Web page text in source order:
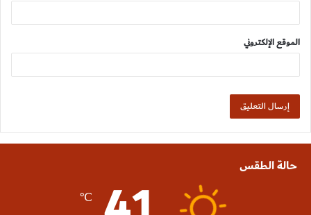
الموقع الإلكتروني
حالة الطقس
℃